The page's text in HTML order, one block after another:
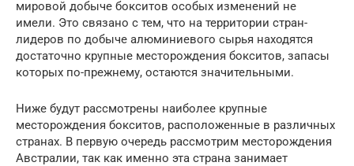
мировой добыче бокситов особых изменений не
имели. Это связано с тем, что на территории стран-
лидеров по добыче алюминиевого сырья находятся
достаточно крупные месторождения бокситов, запасы
которых по-прежнему, остаются значительными.
Ниже будут рассмотрены наиболее крупные
месторождения бокситов, расположенные в различных
странах. В первую очередь рассмотрим месторождения
Австралии, так как именно эта страна занимает